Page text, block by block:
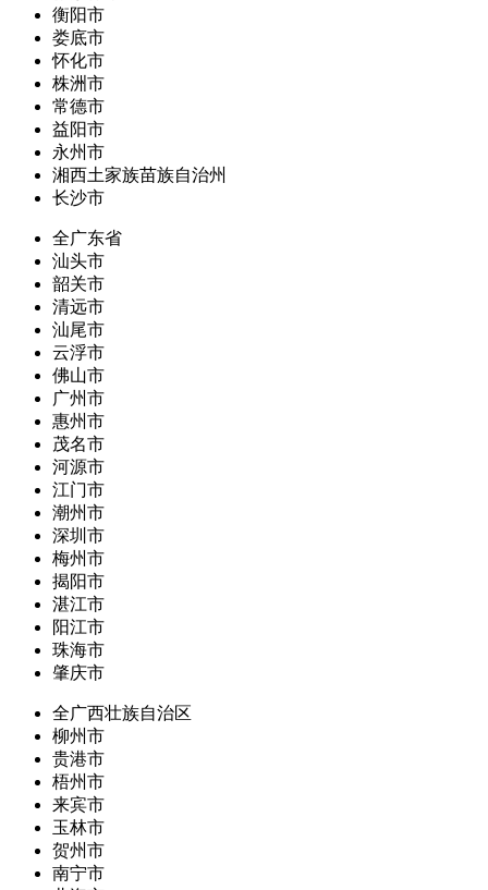
衡阳市
娄底市
怀化市
株洲市
常德市
益阳市
永州市
湘西土家族苗族自治州
长沙市
全广东省
汕头市
韶关市
清远市
汕尾市
云浮市
佛山市
广州市
惠州市
茂名市
河源市
江门市
潮州市
深圳市
梅州市
揭阳市
湛江市
阳江市
珠海市
肇庆市
全广西壮族自治区
柳州市
贵港市
梧州市
来宾市
玉林市
贺州市
南宁市